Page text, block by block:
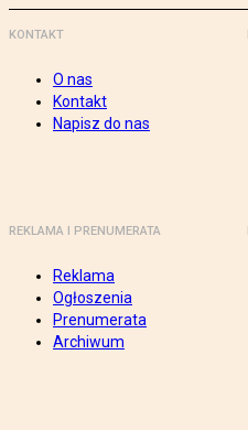
KONTAKT
O nas
Kontakt
Napisz do nas
REKLAMA I PRENUMERATA
Reklama
Ogłoszenia
Prenumerata
Archiwum